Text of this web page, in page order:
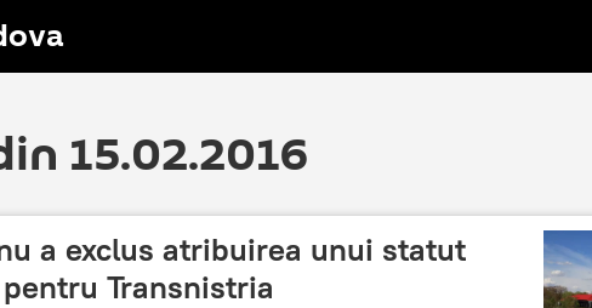
15.02.2016
a exclus atribuirea unui statut
Transnistria